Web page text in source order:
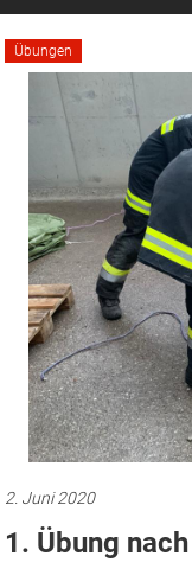
Übungen
2. Juni 2020
1. Übung